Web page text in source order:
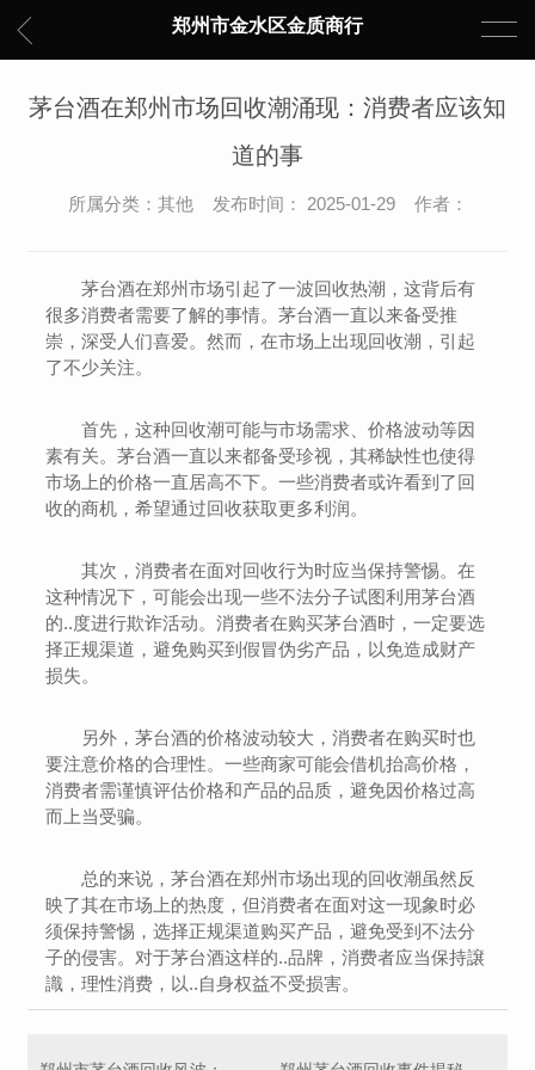
郑州市金水区金质商行
茅台酒在郑州市场回收潮涌现：消费者应该知
道的事
所属分类：其他 发布时间： 2025-01-29 作者：
茅台酒在郑州市场引起了一波回收热潮，这背后有
很多消费者需要了解的事情。茅台酒一直以来备受推
崇，深受人们喜爱。然而，在市场上出现回收潮，引起
了不少关注。
首先，这种回收潮可能与市场需求、价格波动等因
素有关。茅台酒一直以来都备受珍视，其稀缺性也使得
市场上的价格一直居高不下。一些消费者或许看到了回
收的商机，希望通过回收获取更多利润。
其次，消费者在面对回收行为时应当保持警惕。在
这种情况下，可能会出现一些不法分子试图利用茅台酒
的..度进行欺诈活动。消费者在购买茅台酒时，一定要选
择正规渠道，避免购买到假冒伪劣产品，以免造成财产
损失。
另外，茅台酒的价格波动较大，消费者在购买时也
要注意价格的合理性。一些商家可能会借机抬高价格，
消费者需谨慎评估价格和产品的品质，避免因价格过高
而上当受骗。
总的来说，茅台酒在郑州市场出现的回收潮虽然反
映了其在市场上的热度，但消费者在面对这一现象时必
须保持警惕，选择正规渠道购买产品，避免受到不法分
子的侵害。对于茅台酒这样的..品牌，消费者应当保持譲
識，理性消费，以..自身权益不受损害。